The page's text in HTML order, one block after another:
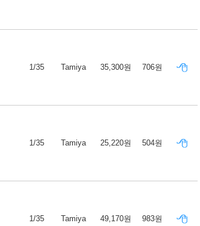
1/35 Tamiya 35,300원 706원
1/35 Tamiya 25,220원 504원
1/35 Tamiya 49,170원 983원